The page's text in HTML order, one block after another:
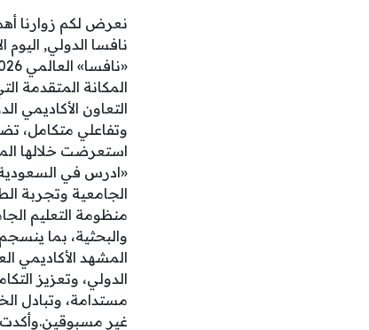
نعرض لكم زوارنا
المكانة المتقدمة
التعاون الأكاديمي
استعرضت خلالها
«ادرس في
الجامعية وتجربة
منظومة التعليم
المشهد الأكاديمي
الدولي، وتعزيز
مستدامة، وتبادل